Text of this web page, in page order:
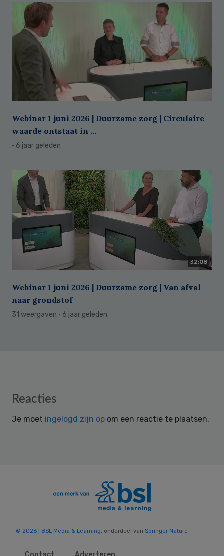
Webinar 1 juni 2026 | Duurzame zorg | Circulaire
waarde ontstaat in ...
· 6 jaar geleden
32:08
Webinar 1 juni 2026 | Duurzame zorg | Van afval
naar grondstof
31 weergaven · 6 jaar geleden
Reader
Reacties
Je moet ingelogd zijn op om een reactie te plaatsen.
© 2026 | BSL Media & Learning, onderdeel van Springer Nature